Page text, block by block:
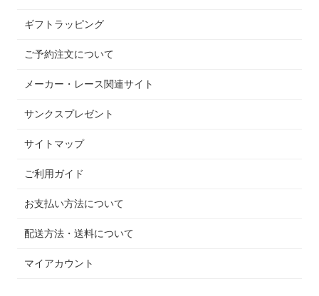
ギフトラッピング
ご予約注文について
メーカー・レース関連サイト
サンクスプレゼント
サイトマップ
ご利用ガイド
お支払い方法について
配送方法・送料について
マイアカウント